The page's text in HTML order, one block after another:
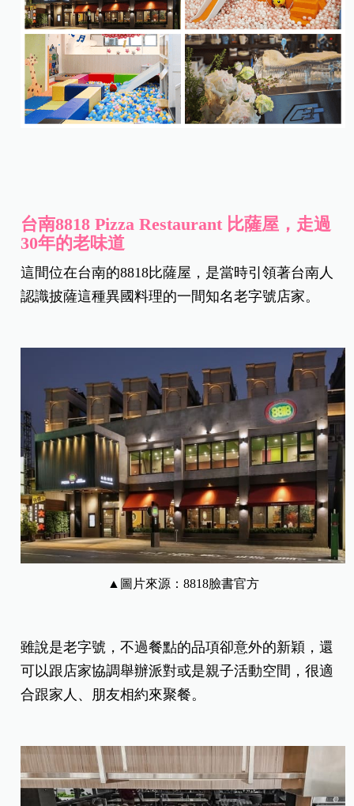
台南8818 Pizza Restaurant 比薩屋，走過
30年的老味道
這間位在台南的8818比薩屋，是當時引領著台南人
認識披薩這種異國料理的一間知名老字號店家。
▲圖片來源：8818臉書官方
雖說是老字號，不過餐點的品項卻意外的新穎，還
可以跟店家協調舉辦派對或是親子活動空間，很適
合跟家人、朋友相約來聚餐。